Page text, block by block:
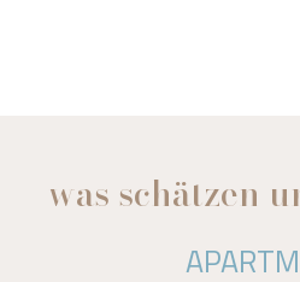
was schätzen